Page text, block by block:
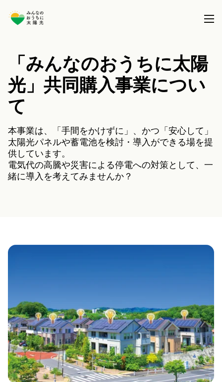
本事業について
共同購入事業とは
事務局について
製品を選択する
太陽光パネル / 太陽光パネル＋蓄電池
蓄電池 (パネル設置済の方)
ブログ
サポート
「みんなのおうちに太陽
光」共同購入事業につい
て
本事業は、「手間をかけずに」、かつ「安心して」
太陽光パネルや蓄電池を検討・導入ができる場を提
供しています。
電気代の高騰や災害による停電への対策として、一
緒に導入を考えてみませんか？